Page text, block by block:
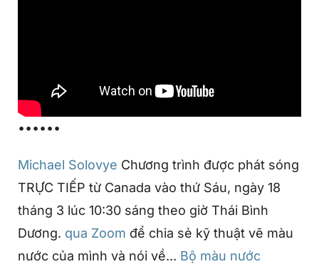
••••••
Michael Solovye Chương trình được phát sóng
TRỰC TIẾP từ Canada vào thứ Sáu, ngày 18
tháng 3 lúc 10:30 sáng theo giờ Thái Bình
Dương. qua Zoom để chia sẻ kỹ thuật vẽ màu
nước của mình và nói về... Bộ màu nước